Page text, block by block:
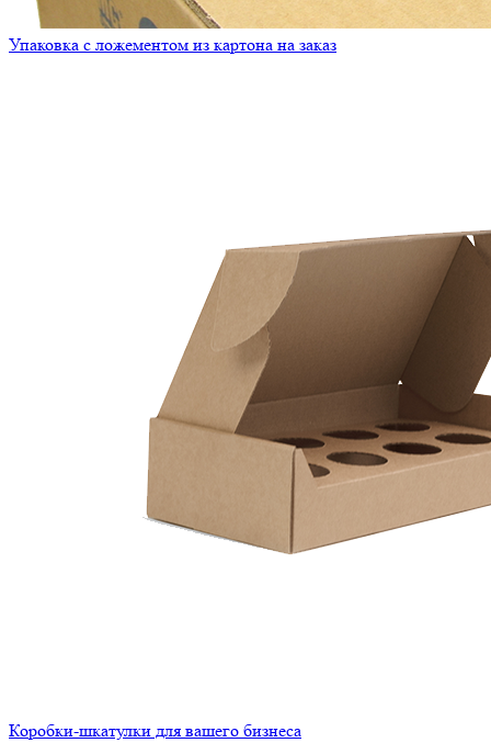
Упаковка с ложементом из картона на заказ
Коробки-шкатулки для вашего бизнеса